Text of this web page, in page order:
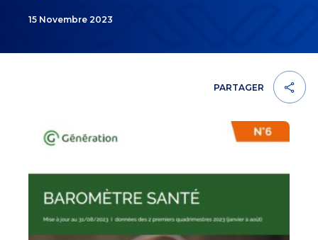
15 Novembre 2023
PARTAGER